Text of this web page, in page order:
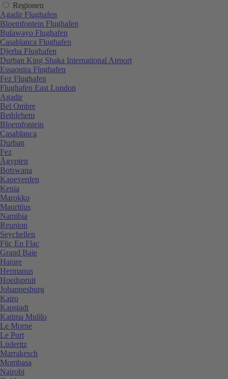
Regionen
Agadir Flughafen
Bloemfontein Flughafen
Bulawayo Flughafen
Casablanca Flughafen
Djerba Flughafen
Durban King Shaka International Airport
Essaouira Flughafen
Fez Flughafen
Flughafen East London
Agadir
Bel Ombre
Bethlehem
Bloemfontein
Casablanca
Durban
Fez
Ägypten
Botswana
Kapeverden
Kenia
Marokko
Mauritius
Namibia
Reunion
Seychellen
Flic En Flac
Grand Baie
Harare
Hermanus
Hoedspruit
Johannesburg
Kairo
Kapstadt
Katima Mulilo
Le Morne
Le Port
Lüderitz
Marrakesch
Mombasa
Nairobi